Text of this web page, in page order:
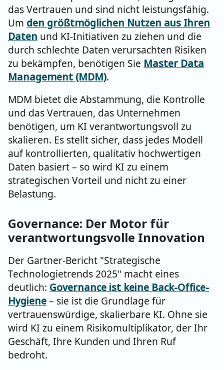
das Vertrauen und sind nicht leistungsfähig.
Um den größtmöglichen Nutzen aus Ihren
Daten und KI-Initiativen zu ziehen und die
durch schlechte Daten verursachten Risiken
zu bekämpfen, benötigen Sie Master Data
Management (MDM).
MDM bietet die Abstammung, die Kontrolle
und das Vertrauen, das Unternehmen
benötigen, um KI verantwortungsvoll zu
skalieren. Es stellt sicher, dass jedes Modell
auf kontrollierten, qualitativ hochwertigen
Daten basiert – so wird KI zu einem
strategischen Vorteil und nicht zu einer
Belastung.
Governance: Der Motor für
verantwortungsvolle Innovation
Der Gartner-Bericht "Strategische
Technologietrends 2025" macht eines
deutlich: Governance ist keine Back-Office-
Hygiene– sie ist die Grundlage für
vertrauenswürdige, skalierbare KI. Ohne sie
wird KI zu einem Risikomultiplikator, der Ihr
Geschäft, Ihre Kunden und Ihren Ruf
bedroht.